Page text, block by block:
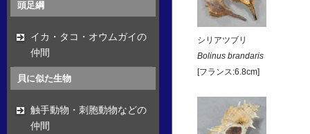
シリアツブリ
Bolinus brandaris
[フランス:6.8cm]
頭足綱
イカ・タコ・オウムガイの
仲間
貝に似た生物
触手動物・刺胞動物などの
仲間